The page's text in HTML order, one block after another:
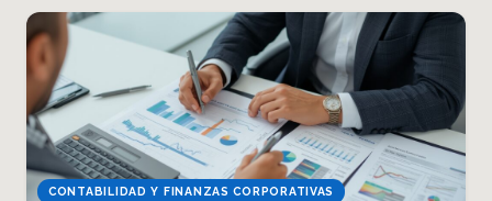
CONTABILIDAD Y FINANZAS CORPORATIVAS